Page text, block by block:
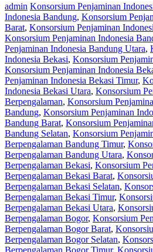
admin Konsorsium Penjaminan
Indonesia Bandung, Konsorsium
Barat, Konsorsium Penjaminan
Konsorsium Penjaminan Indonesia
Penjaminan Indonesia Bandung Utara,
Indonesia Bekasi, Konsorsium
Konsorsium Penjaminan Indonesia
Penjaminan Indonesia Bekasi Timur,
Indonesia Bekasi Utara, Konsorsium
Berpengalaman, Konsorsium
Bandung, Konsorsium Penjaminan
Bandung Barat, Konsorsium
Bandung Selatan, Konsorsium
Berpengalaman Bandung Timur,
Berpengalaman Bandung Utara,
Berpengalaman Bekasi, Konsorsium
Berpengalaman Bekasi Barat,
Berpengalaman Bekasi Selatan,
Berpengalaman Bekasi Timur,
Berpengalaman Bekasi Utara,
Berpengalaman Bogor, Konsorsium
Berpengalaman Bogor Barat,
Berpengalaman Bogor Selatan,
Berpengalaman Bogor Timur,